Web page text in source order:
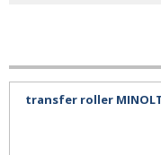
transfer roller